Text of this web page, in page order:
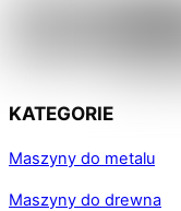
KATEGORIE
Maszyny do metalu
Maszyny do drewna